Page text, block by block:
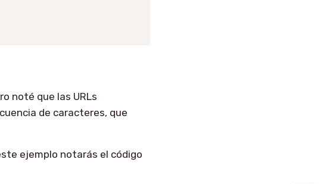
noté que las URLs
de caracteres, que
ejemplo notarás el código